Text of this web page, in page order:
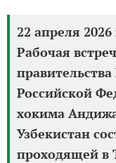
22 апреля
Рабочая
Российской
хокима
Узбекистан
проходящей в